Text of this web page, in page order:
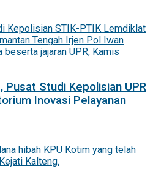
Pusat Studi Kepolisian UPR
Inovasi Pelayanan